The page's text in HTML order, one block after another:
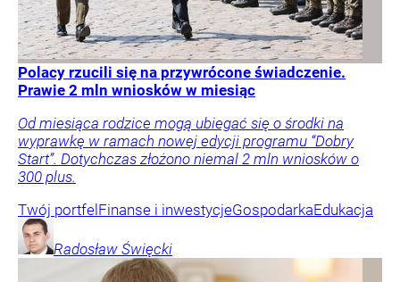
Polacy rzucili się na przywrócone świadczenie.
Prawie 2 mln wniosków w miesiąc
Od miesiąca rodzice mogą ubiegać się o środki na
wyprawkę w ramach nowej edycji programu “Dobry
Start”. Dotychczas złożono niemal 2 mln wniosków o
300 plus.
Twój portfelFinanse i inwestycjeGospodarkaEdukacja
Radosław Święcki